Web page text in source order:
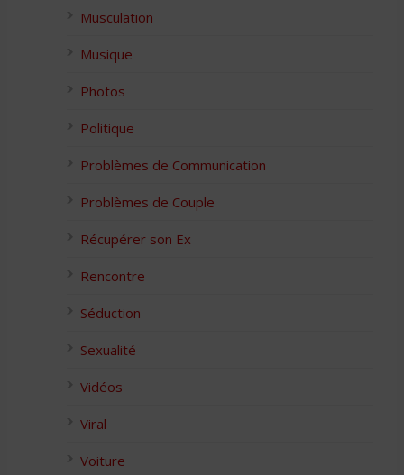
Musculation
Musique
Photos
Politique
Problèmes de Communication
Problèmes de Couple
Récupérer son Ex
Rencontre
Séduction
Sexualité
Vidéos
Viral
Voiture